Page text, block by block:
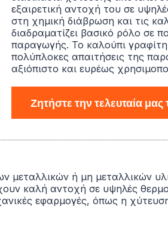
εξαιρετική αντοχή του σε
στη χημική διάβρωση και τις
διαδραματίζει βασικό ρόλο σε
παραγωγής. Το καλούπι
πολύπλοκες απαιτήσεις της
αξιόπιστο και ευρέως
Ζητήστε την τελευταία μας
μεταλλικών ή μη μεταλλικών
καλή αντοχή σε υψηλές
εφαρμογές, όπως η